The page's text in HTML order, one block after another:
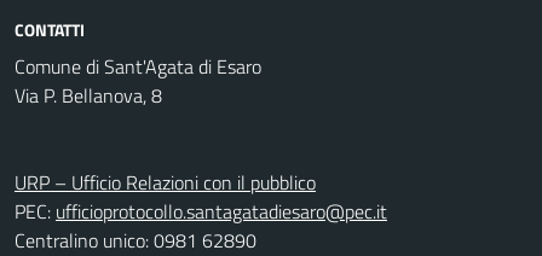
CONTATTI
Comune di Sant'Agata di Esaro
Via P. Bellanova, 8
URP – Ufficio Relazioni con il pubblico
PEC: ufficioprotocollo.santagatadiesaro@pec.it
Centralino unico: 0981 62890